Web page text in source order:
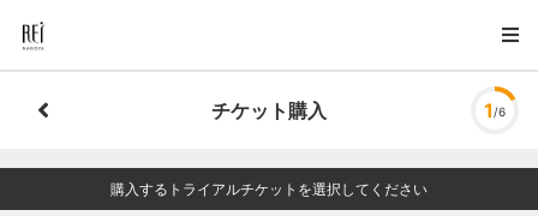
チケット購入 1 /6
購入するトライアルチケットを選択してください